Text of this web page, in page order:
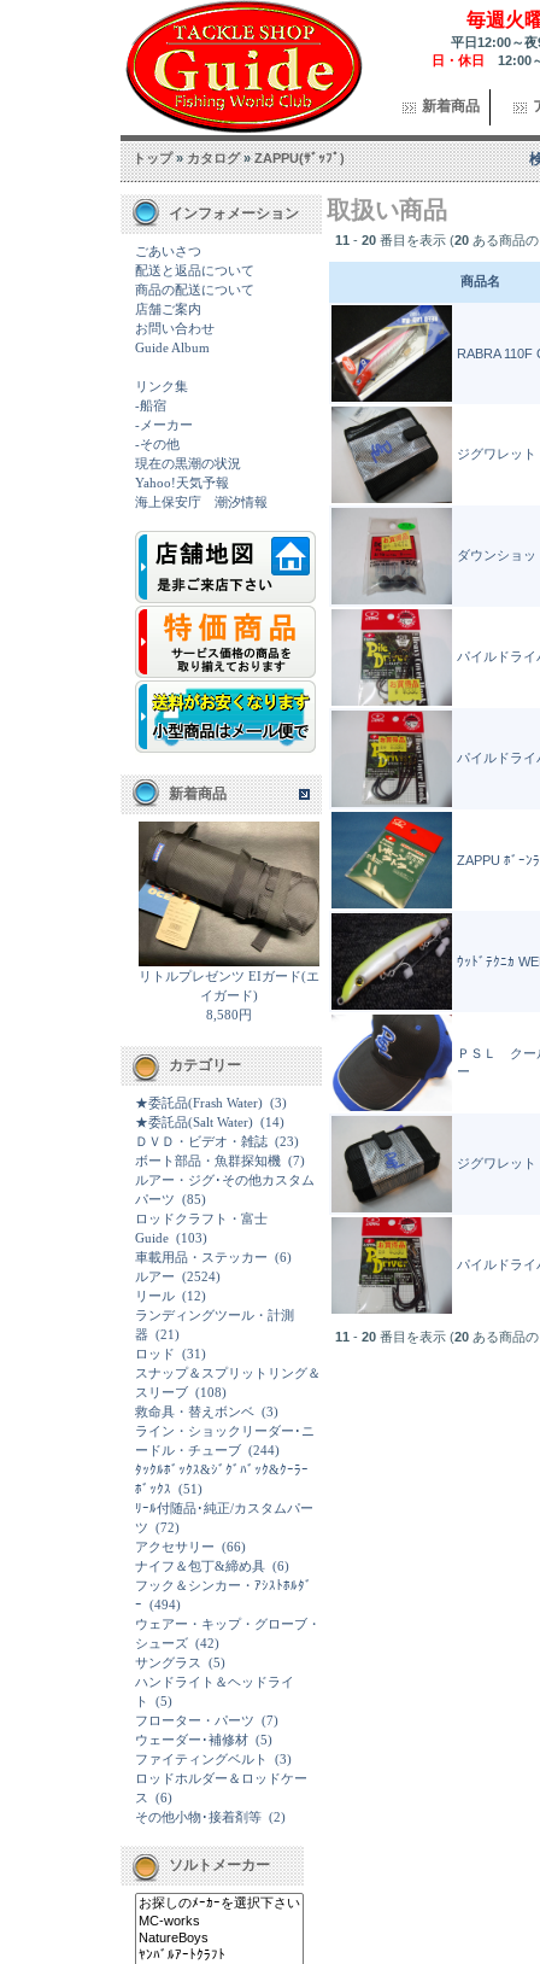
毎週火
平日12:00～
日・休日 12:00
新着商品
トップ»カタログ»ZAPPU(ｻﾞｯﾌﾟ)
インフォメーション
ごあいさつ
配送と返品について
商品の配送について
店舗ご案内
お問い合わせ
Guide Album
リンク集
-船宿
-メーカー
-その他
現在の黒潮の状況
Yahoo!天気予報
海上保安庁 潮汐情報
新着商品
リトルプレゼンツ EIガード(エ
イガード)
8,580円
カテゴリー
★委託品(Frash Water) (3)
★委託品(Salt Water) (14)
ＤＶＤ・ビデオ・雑誌 (23)
ボート部品・魚群探知機 (7)
ルアー・ジグ･その他カスタム
パーツ (85)
ロッドクラフト・富士
Guide (103)
車載用品・ステッカー (6)
ルアー (2524)
リール (12)
ランディングツール・計測
器 (21)
ロッド (31)
スナップ＆スプリットリング＆
スリーブ (108)
救命具・替えボンベ (3)
ライン・ショックリーダー･ニ
ードル・チューブ (244)
ﾀｯｸﾙﾎﾞｯｸｽ&ｼﾞｸﾞﾊﾞｯｸ&ｸｰﾗｰ
ﾎﾞｯｸｽ (51)
ﾘｰﾙ付随品･純正/カスタムパー
ツ (72)
アクセサリー (66)
ナイフ＆包丁&締め具 (6)
フック＆シンカー・ｱｼｽﾄﾎﾙﾀﾞ
ｰ (494)
ウェアー・キップ・グローブ・
シューズ (42)
サングラス
(5)
ハンドライト＆ヘッドライ
ト
(5)
フローター・パーツ (7)
ウェーダー･補修材 (5)
ファイティングベルト
(3)
ロッドホルダー＆ロッドケー
ス
(6)
その他小物･接着剤等 (2)
ソルトメーカー
取扱い商品
11 - 20 番目を表示 (20 ある商品
商品名
RABRA 110F
ジグワレッ
ダウンショ
パイルドラ
パイルドラ
ZAPPU ﾎﾞｰﾝ
ｳｯﾄﾞﾃｸﾆｶ
ＰＳＬ クー
ー
ジグワレッ
パイルドラ
11 - 20 番目を表示 (20 ある商品